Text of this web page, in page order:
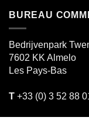
BUREAU
Bedrijvenpark
7602 KK Almelo
Les Pays-Bas
T +33 (0) 3 52 88